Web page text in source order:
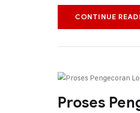
CONTINUE
Proses